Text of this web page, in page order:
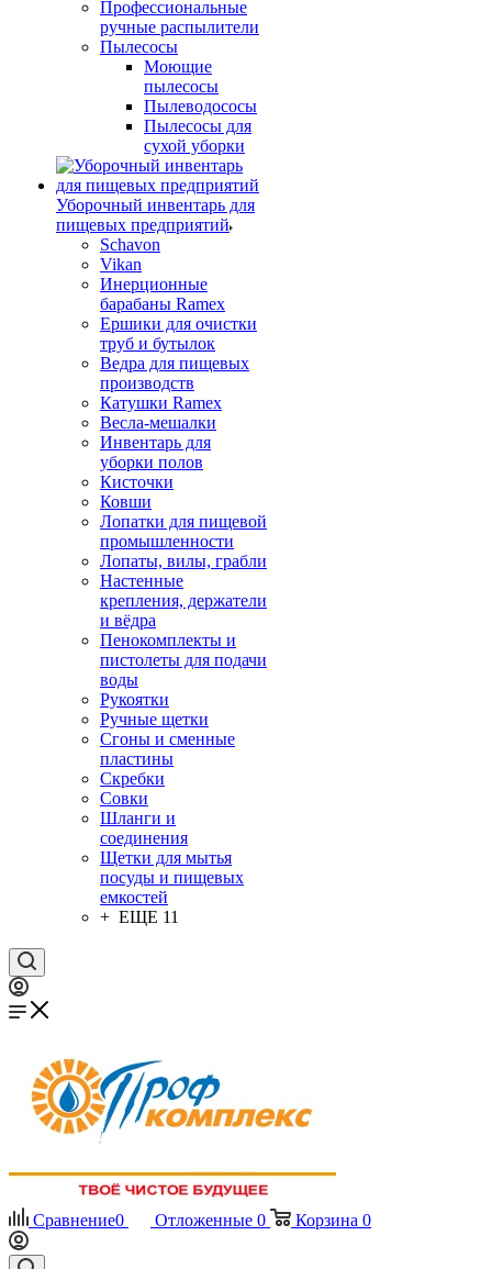
Профессиональные
ручные распылители
Пылесосы
Моющие
пылесосы
Пылеводососы
Пылесосы для
сухой уборки
Уборочный инвентарь для
пищевых предприятий
Schavon
Vikan
Инерционные
барабаны Ramex
Ершики для очистки
труб и бутылок
Ведра для пищевых
производств
Катушки Ramex
Весла-мешалки
Инвентарь для
уборки полов
Кисточки
Ковши
Лопатки для пищевой
промышленности
Лопаты, вилы, грабли
Настенные
крепления, держатели
и вёдра
Пенокомплекты и
пистолеты для подачи
воды
Рукоятки
Ручные щетки
Сгоны и сменные
пластины
Скребки
Совки
Шланги и
соединения
Щетки для мытья
посуды и пищевых
емкостей
+ ЕЩЕ 11
Сравнение0 Отложенные 0 Корзина 0